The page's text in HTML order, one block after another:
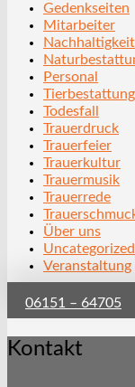
Gedenkseiten
Mitarbeiter
Nachhaltigkeit
Personal
Tierbestattung
Todesfall
Trauerdruck
Trauerfeier
Trauerkultur
Trauermusik
Trauerrede
Über uns
Uncategorized
Veranstaltung
06151 – 64705
Kontakt